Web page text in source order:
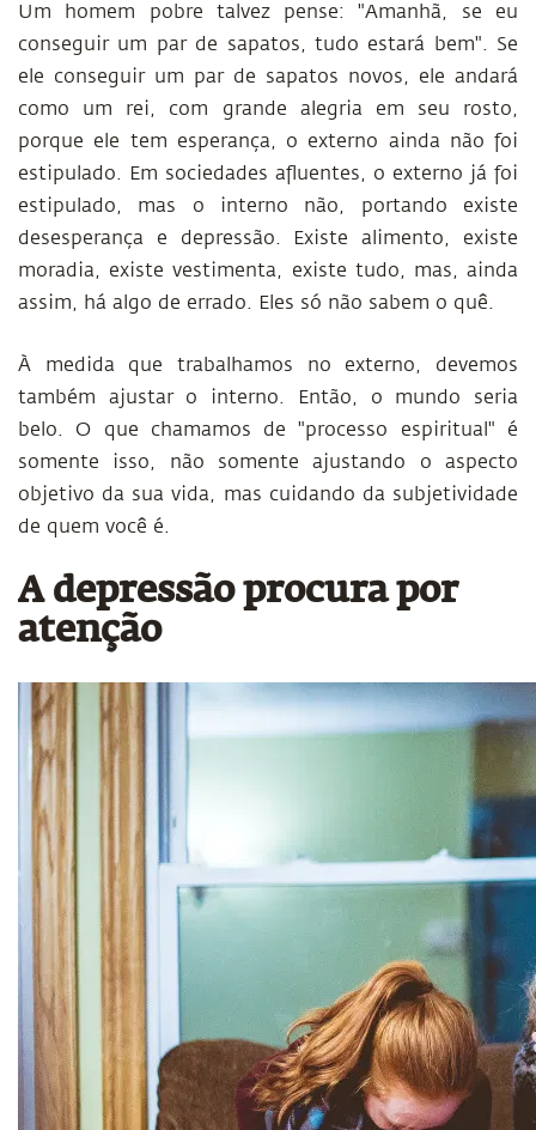
Um homem pobre talvez pense: "Amanhã, se eu
conseguir um par de sapatos, tudo estará bem". Se
ele conseguir um par de sapatos novos, ele andará
como um rei, com grande alegria em seu rosto,
porque ele tem esperança, o externo ainda não foi
estipulado. Em sociedades afluentes, o externo já foi
estipulado, mas o interno não, portando existe
desesperança e depressão. Existe alimento, existe
moradia, existe vestimenta, existe tudo, mas, ainda
assim, há algo de errado. Eles só não sabem o quê.
À medida que trabalhamos no externo, devemos
também ajustar o interno. Então, o mundo seria
belo. O que chamamos de "processo espiritual" é
somente isso, não somente ajustando o aspecto
objetivo da sua vida, mas cuidando da subjetividade
de quem você é.
A depressão procura por
atenção